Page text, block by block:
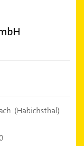
(Habichsthal)